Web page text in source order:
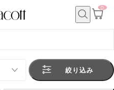
カ
0
絞り込み